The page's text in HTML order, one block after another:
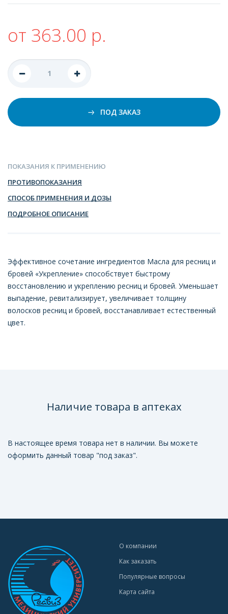
от 363.00 р.
ПОД ЗАКАЗ
ПОКАЗАНИЯ К ПРИМЕНЕНИЮ
ПРОТИВОПОКАЗАНИЯ
СПОСОБ ПРИМЕНЕНИЯ И ДОЗЫ
ПОДРОБНОЕ ОПИСАНИЕ
Эффективное сочетание ингредиентов Масла для ресниц и
бровей «Укрепление» способствует быстрому
восстановлению и укреплению ресниц и бровей. Уменьшает
выпадение, ревитализирует, увеличивает толщину
волосков ресниц и бровей, восстанавливает естественный
цвет.
Наличие товара в аптеках
В настоящее время товара нет в наличии. Вы можете
оформить данный товар "под заказ".
О компании
Как заказать
Популярные вопросы
Карта сайта